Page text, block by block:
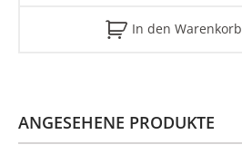
In den Warenkorb
ANGESEHENE PRODUKTE